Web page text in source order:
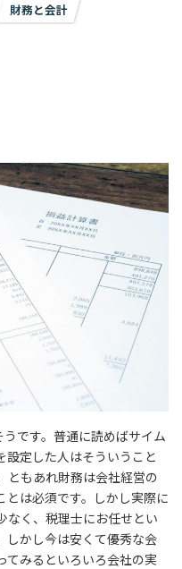
財務と会計
です。普通に読めばサイム
設定した人はそういうこと
ともあれ財務は会社経営の
とは必須です。しかし実際に
なく、税理士にお任せとい
しかし今は安くて優秀な会
てみるといろいろ会社の実